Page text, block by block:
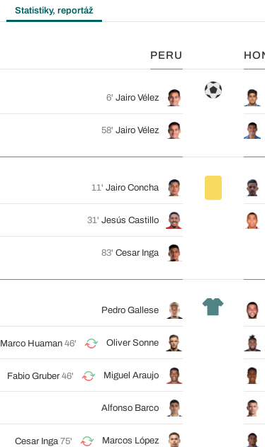
Statistiky, reportáž
PERU
6' Jairo Vélez
58' Jairo Vélez
11' Jairo Concha
31' Jesús Castillo
83' Cesar Inga
Pedro Gallese
Marco Huaman 46' Oliver Sonne
Fabio Gruber 46' Miguel Araujo
Alfonso Barco
Cesar Inga 75' Marcos López